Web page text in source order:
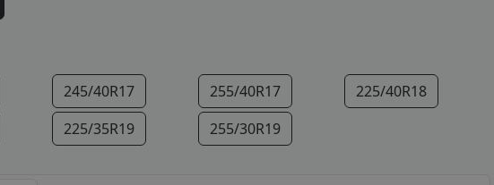
245/40R17 255/40R17
225/40R18
225/35R19 255/30R19